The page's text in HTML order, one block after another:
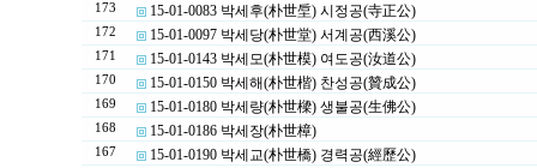
173 15-01-0083 박세후(朴世垕) 시정공(寺正公)
172 15-01-0097 박세당(朴世堂) 서계공(西溪公)
171 15-01-0143 박세모(朴世模) 여도공(汝道公)
170 15-01-0150 박세해(朴世楷) 찬성공(贊成公)
169 15-01-0180 박세량(朴世樑) 생불공(生佛公)
168 15-01-0186 박세장(朴世樟)
167 15-01-0190 박세교(朴世橋) 경력공(經歷公)